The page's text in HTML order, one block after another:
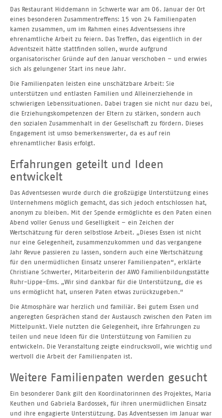
Das Restaurant Hiddemann in Schwerte war am 06. Januar der Ort
eines besonderen Zusammentreffens: 15 von 24 Familienpaten
kamen zusammen, um im Rahmen eines Adventsessens ihre
ehrenamtliche Arbeit zu feiern. Das Treffen, das eigentlich in der
Adventszeit hätte stattfinden sollen, wurde aufgrund
organisatorischer Gründe auf den Januar verschoben – und erwies
sich als gelungener Start ins neue Jahr.
Die Familienpaten leisten eine unschätzbare Arbeit: Sie
unterstützen und entlasten Familien und Alleinerziehende in
schwierigen Lebenssituationen. Dabei tragen sie nicht nur dazu bei,
die Erziehungskompetenzen der Eltern zu stärken, sondern auch
den sozialen Zusammenhalt in der Gesellschaft zu fördern. Dieses
Engagement ist umso bemerkenswerter, da es auf rein
ehrenamtlicher Basis erfolgt.
Erfahrungen geteilt und Ideen
entwickelt
Das Adventsessen wurde durch die großzügige Unterstützung eines
Unternehmens möglich gemacht, das sich jedoch entschlossen hat,
anonym zu bleiben. Mit der Spende ermöglichte es den Paten einen
Abend voller Genuss und Geselligkeit – ein Zeichen der
Wertschätzung für deren selbstlose Arbeit. „Dieses Essen ist nicht
nur eine Gelegenheit, zusammenzukommen und das vergangene
Jahr Revue passieren zu lassen, sondern auch eine Wertschätzung
für den unermüdlichen Einsatz unserer Familienpaten“, erklärte
Christiane Schwerter, Mitarbeiterin der AWO Familienbildungsstätte
Ruhr-Lippe-Ems. „Wir sind dankbar für die Unterstützung, die es
uns ermöglicht hat, unseren Paten etwas zurückzugeben.“
Die Atmosphäre war herzlich und familiär. Bei gutem Essen und
angeregten Gesprächen stand der Austausch zwischen den Paten im
Mittelpunkt. Viele nutzten die Gelegenheit, ihre Erfahrungen zu
teilen und neue Ideen für die Unterstützung von Familien zu
entwickeln. Die Veranstaltung zeigte eindrucksvoll, wie wichtig und
wertvoll die Arbeit der Familienpaten ist.
Weitere Familienpaten werden gesucht
Ein besonderer Dank gilt den Koordinatorinnen des Projektes, Maria
Keuthen und Gabriela Bardossek, für ihren unermüdlichen Einsatz
und ihre engagierte Unterstützung. Das Adventsessen im Januar war